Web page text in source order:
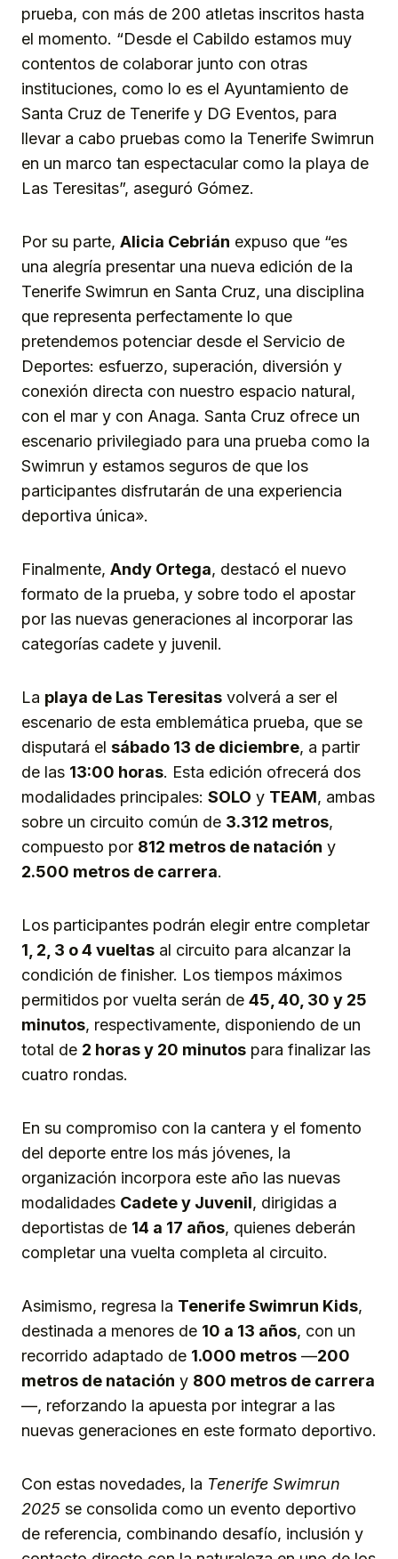
prueba, con más de 200 atletas inscritos hasta
el momento. “Desde el Cabildo estamos muy
contentos de colaborar junto con otras
instituciones, como lo es el Ayuntamiento de
Santa Cruz de Tenerife y DG Eventos, para
llevar a cabo pruebas como la Tenerife Swimrun
en un marco tan espectacular como la playa de
Las Teresitas”, aseguró Gómez.
Por su parte, Alicia Cebrián expuso que “es
una alegría presentar una nueva edición de la
Tenerife Swimrun en Santa Cruz, una disciplina
que representa perfectamente lo que
pretendemos potenciar desde el Servicio de
Deportes: esfuerzo, superación, diversión y
conexión directa con nuestro espacio natural,
con el mar y con Anaga. Santa Cruz ofrece un
escenario privilegiado para una prueba como la
Swimrun y estamos seguros de que los
participantes disfrutarán de una experiencia
deportiva única».
Finalmente, Andy Ortega, destacó el nuevo
formato de la prueba, y sobre todo el apostar
por las nuevas generaciones al incorporar las
categorías cadete y juvenil.
La playa de Las Teresitas volverá a ser el
escenario de esta emblemática prueba, que se
disputará el sábado 13 de diciembre, a partir
de las 13:00 horas. Esta edición ofrecerá dos
modalidades principales: SOLO y TEAM, ambas
sobre un circuito común de 3.312 metros,
compuesto por 812 metros de natación y
2.500 metros de carrera.
Los participantes podrán elegir entre completar
1, 2, 3 o 4 vueltas al circuito para alcanzar la
condición de finisher. Los tiempos máximos
permitidos por vuelta serán de 45, 40, 30 y 25
minutos, respectivamente, disponiendo de un
total de 2 horas y 20 minutos para finalizar las
cuatro rondas.
En su compromiso con la cantera y el fomento
del deporte entre los más jóvenes, la
organización incorpora este año las nuevas
modalidades Cadete y Juvenil, dirigidas a
deportistas de 14 a 17 años, quienes deberán
completar una vuelta completa al circuito.
Asimismo, regresa la Tenerife Swimrun Kids,
destinada a menores de 10 a 13 años, con un
recorrido adaptado de 1.000 metros —200
metros de natación y 800 metros de carrera
—, reforzando la apuesta por integrar a las
nuevas generaciones en este formato deportivo.
Con estas novedades, la Tenerife Swimrun
2025 se consolida como un evento deportivo
de referencia, combinando desafío, inclusión y